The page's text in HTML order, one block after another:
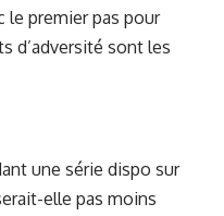
le premier pas pour
d’adversité sont les
une série dispo sur
elle pas moins